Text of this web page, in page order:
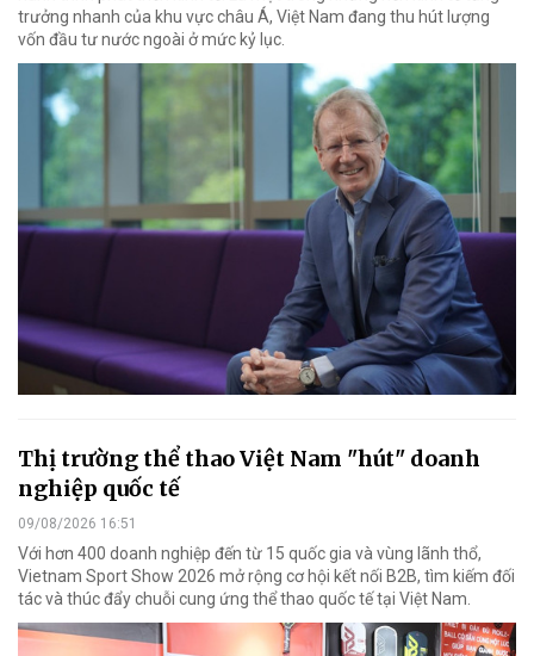
trưởng nhanh của khu vực châu Á, Việt Nam đang thu hút lượng
vốn đầu tư nước ngoài ở mức kỷ lục.
Thị trường thể thao Việt Nam "hút" doanh
nghiệp quốc tế
09/08/2026 16:51
Với hơn 400 doanh nghiệp đến từ 15 quốc gia và vùng lãnh thổ,
Vietnam Sport Show 2026 mở rộng cơ hội kết nối B2B, tìm kiếm đối
tác và thúc đẩy chuỗi cung ứng thể thao quốc tế tại Việt Nam.